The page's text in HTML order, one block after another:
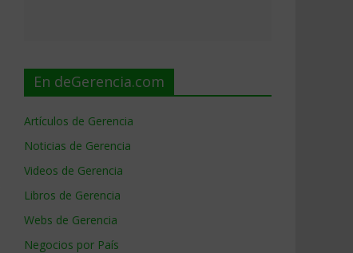
En deGerencia.com
Artículos de Gerencia
Noticias de Gerencia
Videos de Gerencia
Libros de Gerencia
Webs de Gerencia
Negocios por País